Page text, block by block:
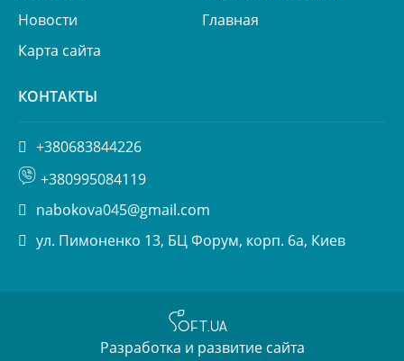
Новости
Главная
Карта сайта
КОНТАКТЫ
+380683844226
+380995084119
nabokova045@gmail.com
ул. Пимоненко 13, БЦ Форум, корп. 6а, Киев
Разработка и развитие сайта